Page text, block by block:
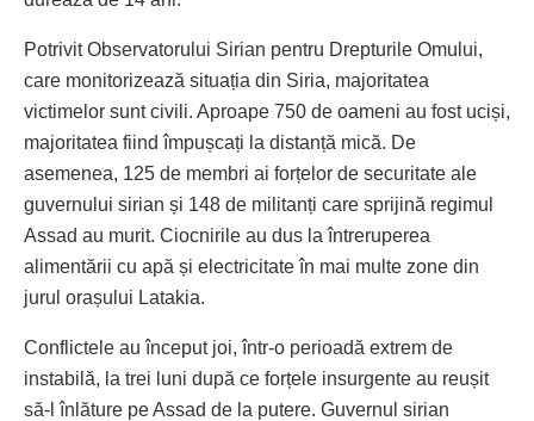
Potrivit Observatorului Sirian pentru Drepturile Omului,
care monitorizează situația din Siria, majoritatea
victimelor sunt civili. Aproape 750 de oameni au fost uciși,
majoritatea fiind împușcați la distanță mică. De
asemenea, 125 de membri ai forțelor de securitate ale
guvernului sirian și 148 de militanți care sprijină regimul
Assad au murit. Ciocnirile au dus la întreruperea
alimentării cu apă și electricitate în mai multe zone din
jurul orașului Latakia.
Conflictele au început joi, într-o perioadă extrem de
instabilă, la trei luni după ce forțele insurgente au reușit
să-l înlăture pe Assad de la putere. Guvernul sirian